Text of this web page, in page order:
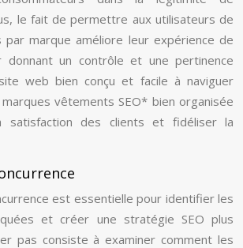
le fait de permettre aux utilisateurs de
marque améliore leur expérience de
donnant un contrôle et une pertinence
web bien conçu et facile à naviguer
vêtements SEO* bien organisée
satisfaction des clients et fidéliser la
est essentielle pour identifier les
et créer une stratégie SEO plus
pas consiste à examiner comment les